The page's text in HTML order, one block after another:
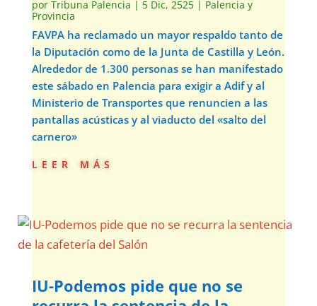
por Tribuna Palencia | 5 Dic, 2525| Palencia y
Provincia
FAVPA ha reclamado un mayor respaldo tanto de
la Diputación como de la Junta de Castilla y León.
Alrededor de 1.300 personas se han manifestado
este sábado en Palencia para exigir a Adif y al
Ministerio de Transportes que renuncien a las
pantallas acústicas y al viaducto del «salto del
carnero»
leer más
IU-Podemos pide que no se